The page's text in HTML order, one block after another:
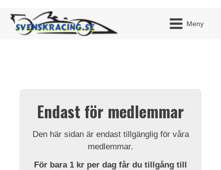
Meny
Endast för medlemmar
Den här sidan är endast tillgänglig för våra
medlemmar.
För bara 1 kr per dag får du tillgång till